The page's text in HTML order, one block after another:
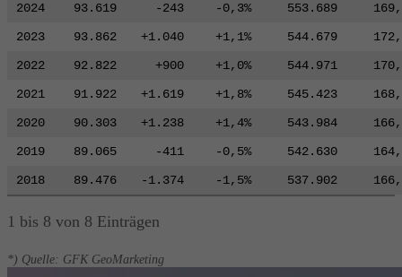
2024
93.619 -243 -0,3% 553.689
2023
93.862 +1.040 +1,1% 544.679
2022
92.822 +900 +1,0% 544.971
2021
91.922 +1.619 +1,8% 545.423
2020
90.303 +1.238 +1,4% 543.984
2019
89.065 -411 -0,5% 542.630
2018
89.476 -1.374 -1,5% 537.902
1 bis 8 von 8 Einträgen
*) Quelle: GFK GeoMarketing